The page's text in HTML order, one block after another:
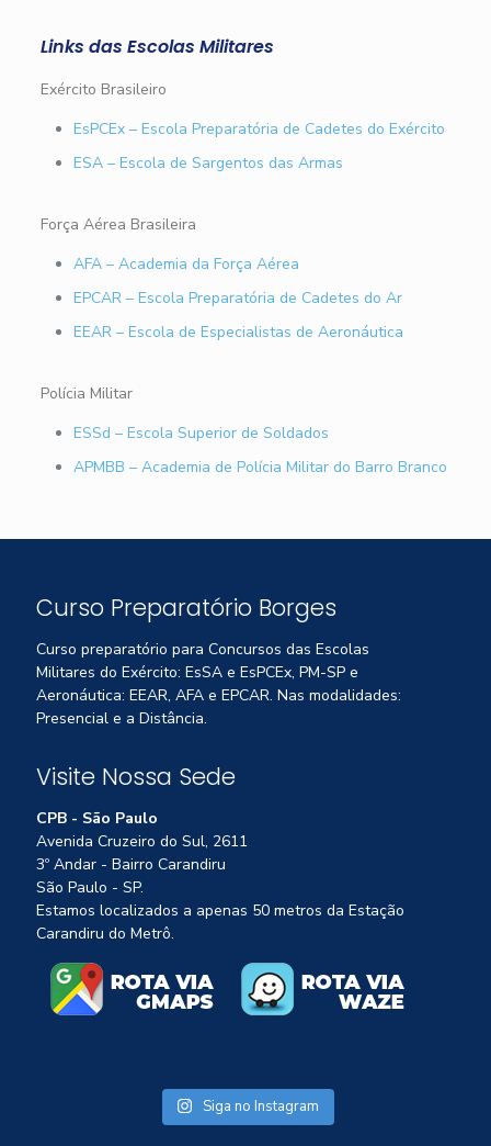
Links das Escolas Militares
Exército Brasileiro
EsPCEx – Escola Preparatória de Cadetes do Exército
ESA – Escola de Sargentos das Armas
Força Aérea Brasileira
AFA – Academia da Força Aérea
EPCAR – Escola Preparatória de Cadetes do Ar
EEAR – Escola de Especialistas de Aeronáutica
Polícia Militar
ESSd – Escola Superior de Soldados
APMBB – Academia de Polícia Militar do Barro Branco
Curso Preparatório Borges
Curso preparatório para Concursos das Escolas
Militares do Exército: EsSA e EsPCEx, PM-SP e
Aeronáutica: EEAR, AFA e EPCAR. Nas modalidades:
Presencial e a Distância.
Visite Nossa Sede
CPB - São Paulo
Avenida Cruzeiro do Sul, 2611
3º Andar - Bairro Carandiru
São Paulo - SP.
Estamos localizados a apenas 50 metros da Estação
Carandiru do Metrô.
Siga no Instagram